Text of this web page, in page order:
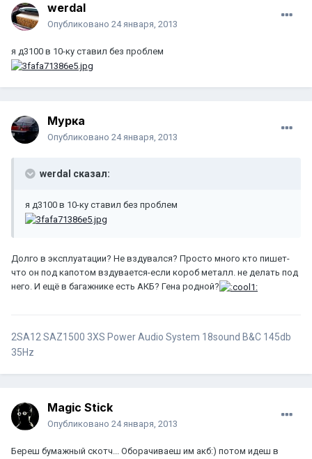
werdal
Опубликовано 24 января, 2013
я д3100 в 10-ку ставил без проблем
Мурка
Опубликовано 24 января, 2013
werdal сказал:
я д3100 в 10-ку ставил без проблем
Долго в эксплуатации? Не вздувался? Просто много кто пишет-
что он под капотом вздувается-если короб металл. не делать под
него. И ещё в багажнике есть АКБ? Гена родной?
2SA12 SAZ1500 3ХS Power Audio System 18sound B&C 145db
35Hz
Magic Stick
Опубликовано 24 января, 2013
Береш бумажный скотч... Оборачиваеш им акб:) потом идеш в